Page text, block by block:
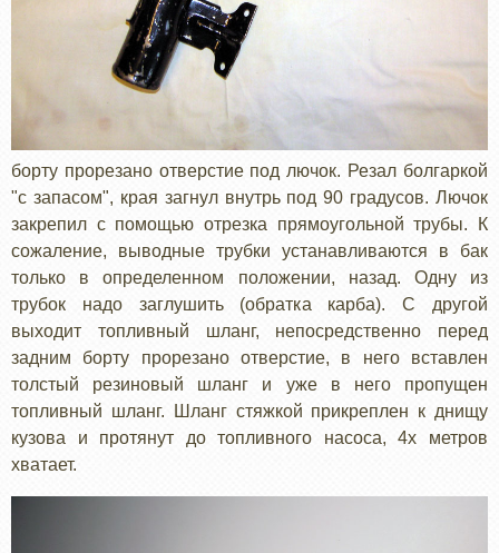
борту прорезано отверстие под лючок. Резал болгаркой
"с запасом", края загнул внутрь под 90 градусов. Лючок
закрепил с помощью отрезка прямоугольной трубы. К
сожаление, выводные трубки устанавливаются в бак
только в определенном положении, назад. Одну из
трубок надо заглушить (обратка карба). С другой
выходит топливный шланг, непосредственно перед
задним борту прорезано отверстие, в него вставлен
толстый резиновый шланг и уже в него пропущен
топливный шланг. Шланг стяжкой прикреплен к днищу
кузова и протянут до топливного насоса, 4х метров
хватает.